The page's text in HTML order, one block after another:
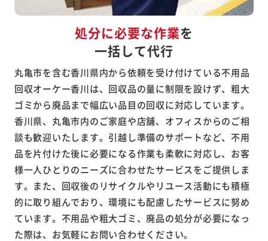
処分に必要な作業を
一括して代行
丸亀市を含む香川県内から依頼を受け付けている不用品
回収オーケー香川は、回収品の量に制限を設けず、粗大
ゴミから廃品まで幅広い品目の回収に対応しています。
香川県、丸亀市内のご家庭や店舗、オフィスからのご相
談も歓迎いたします。引越し準備のサポートなど、不用
品を片付けた後に必要になる作業も柔軟に対応し、お客
様一人ひとりのニーズに合わせたサービスをご提供しま
す。また、回収後のリサイクルやリユース活動にも積極
的に取り組んでおり、環境にも配慮したサービスに努め
ています。不用品や粗大ゴミ、廃品の処分が必要になっ
た際は、お気軽にお問い合わせください。